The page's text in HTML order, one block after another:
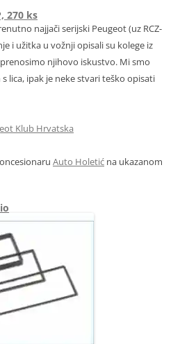
270 ks
najjači serijski Peugeot (uz RCZ-
i užitka u vožnji opisali su kolege iz
njihovo iskustvo. Mi smo
lica, ipak je neke stvari teško opisati
Klub Hrvatska
Auto Holetić na ukazanom